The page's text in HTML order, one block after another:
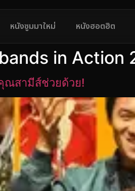
หนังซูมมาใหม่ หนังฮอตฮิต
in Action
ณสามีส์ช่วยด้วย!